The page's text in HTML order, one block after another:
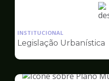
INSTITUCIONAL
Legislação Urbanística